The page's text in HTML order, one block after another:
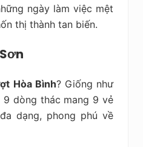
ngày làm việc mệt
thị thành tan biến.
Hòa Bình? Giống như
dòng thác mang 9 vẻ
dạng, phong phú về